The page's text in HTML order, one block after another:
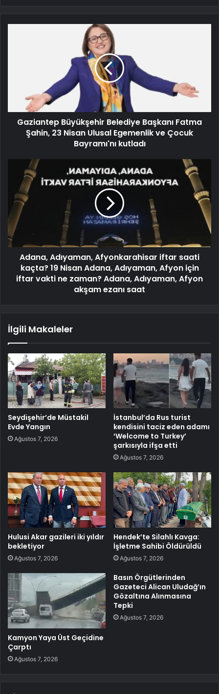
Gaziantep Büyükşehir Belediye Başkanı Fatma
Şahin, 23 Nisan Ulusal Egemenlik ve Çocuk
Bayramı'nı kutladı
Adana, Adıyaman, Afyonkarahisar iftar saati
kaçta? 19 Nisan Adana, Adıyaman, Afyon için
iftar vakti ne zaman? Adana, Adıyaman, Afyon
akşam ezanı saat
İlgili Makaleler
Seydişehir’de Müstakil
Evde Yangın
Ağustos 7, 2026
İstanbul’da Rus turist
kendisini taciz eden adamı
‘Welcome to Turkey’
şarkısıyla ifşa etti
Ağustos 7, 2026
Hulusi Akar gazileri iki yıldır
bekletiyor
Ağustos 7, 2026
Hendek’te Silahlı Kavga:
İşletme Sahibi Öldürüldü
Ağustos 7, 2026
Kamyon Yaya Üst Geçidine
Çarptı
Ağustos 7, 2026
Basın Örgütlerinden
Gazeteci Alican Uludağ’ın
Gözaltına Alınmasına
Tepki
Ağustos 7, 2026